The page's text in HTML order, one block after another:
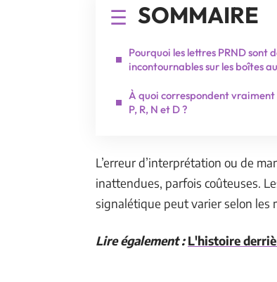
SOMMAIRE
Pourquoi les lettres PRND sont
incontournables sur les boîtes
À quoi correspondent vraiment
P, R, N et D ?
L’erreur d’interprétation ou de
inattendues, parfois coûteuses.
signalétique peut varier selon les
Lire également : L'histoire